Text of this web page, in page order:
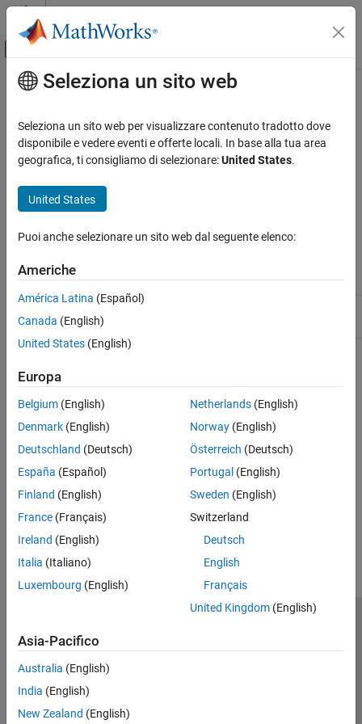
Vai al contenuto
Attiva/disattiva menu di navigazione
Pagina iniziale della documentazione
Radar Toolbox
Get Started with Radar Toolbox
Applications
Radar Systems Engineering
Data Synthesis
Signal and Data Processing
Generation
Radar Toolbox Supported Hardware
Contenuto principale
Radar Toolbox Supported Hardware
Support for third-party hardware, such as TI mmWave radar
sensors
Support Package Vendor
Available
Available
Radar Sensors
Hardware Setup for TI mmWave Hardware
Categories
TI mmWave Radar Sensors
radar sensors
How useful was this information?
Seleziona un sito web
Seleziona un sito web per visualizzare contenuto tradotto dove
disponibile e vedere eventi e offerte locali. In base alla tua area
geografica, ti consigliamo di selezionare:United States.
United States
Puoi anche selezionare un sito web dal seguente elenco:
Americhe
América Latina (Español)
Canada (English)
United States (English)
Europa
Belgium (English)
Denmark (English)
Deutschland (Deutsch)
España (Español)
Finland (English)
France (Français)
Ireland (English)
Italia (Italiano)
Luxembourg (English)
Netherlands(English)
Norway(English)
Österreich (Deutsch)
Portugal (English)
Sweden (English)
Switzerland
Deutsch
English
Français
United Kingdom(English)
Asia-Pacifico
Australia (English)
India (English)
New Zealand (English)
Antipirateria
Stato dell'applicazione
Contatti
© 1994-2026 The MathWorks, Inc.